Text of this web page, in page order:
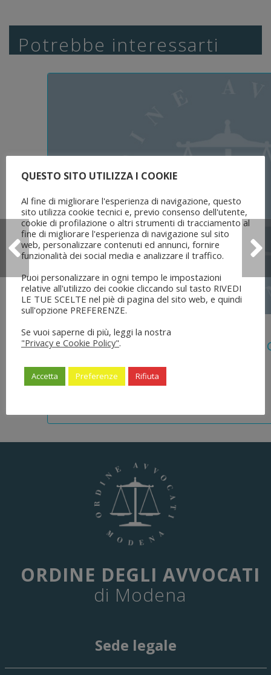
Potrebbe interessarti
5 Agosto 2026
Legge 28 Luglio 2026 N. 137 “delega
ORDINE DEGLI AVVOCATI
di Modena
Sede legale
QUESTO SITO UTILIZZA I COOKIE
Al fine di migliorare l'esperienza di navigazione, questo
sito utilizza cookie tecnici e, previo consenso dell'utente,
cookie di profilazione o altri strumenti di tracciamento al
fine di migliorare l'esperienza di navigazione sul sito
web, personalizzare contenuti ed annunci, fornire
funzionalità dei social media e analizzare il traffico.
Puoi personalizzare in ogni tempo le impostazioni
relative all'utilizzo dei cookie cliccando sul tasto RIVEDI
LE TUE SCELTE nel piè di pagina del sito web, e quindi
sull'opzione PREFERENZE.
Se vuoi saperne di più, leggi la nostra
"Privacy e Cookie Policy".
Accetta Preferenze Rifiuta